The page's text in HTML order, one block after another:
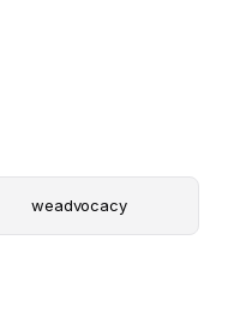
weadvocacy